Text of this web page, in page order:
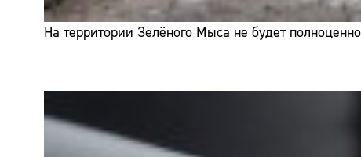
На территории Зелёного Мыса не будет